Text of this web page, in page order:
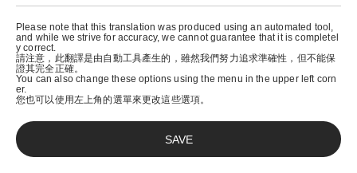
会社概要
© graniph inc.
Please note that this translation was produced using an automated tool,
and while we strive for accuracy, we cannot guarantee that it is completel
y correct.
請注意，此翻譯是由自動工具產生的，雖然我們努力追求準確性，但不能保
證其完全正確。
You can also change these options using the menu in the upper left corn
er.
您也可以使用左上角的選單來更改這些選項。
SAVE